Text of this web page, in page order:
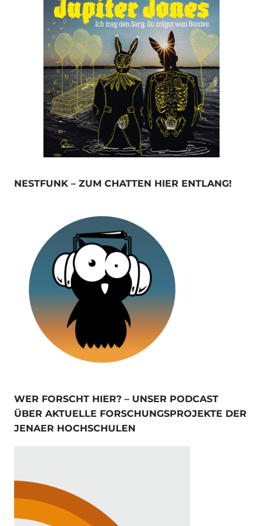
NESTFUNK – ZUM CHATTEN HIER ENTLANG!
WER FORSCHT HIER? – UNSER PODCAST
ÜBER AKTUELLE FORSCHUNGSPROJEKTE DER
JENAER HOCHSCHULEN